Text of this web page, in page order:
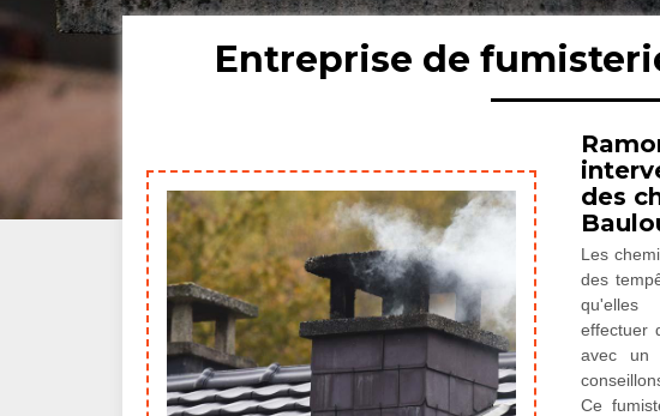
Entreprise de
des
Les
des
qu'elles
effectuer
avec un
Ce